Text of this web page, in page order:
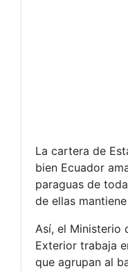
La cartera de
bien Ecuador
paraguas de
de ellas
Así, el Ministerio
Exterior trabaja
que agrupan al